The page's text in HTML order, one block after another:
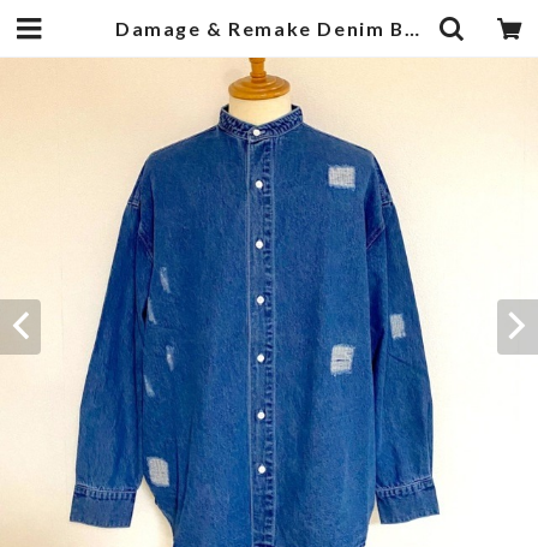
Damage & Remake Denim Band Collar L/S Shirts Indigo Dark | 武蔵小杉のセレクトショップ【ナクール】-nakool-